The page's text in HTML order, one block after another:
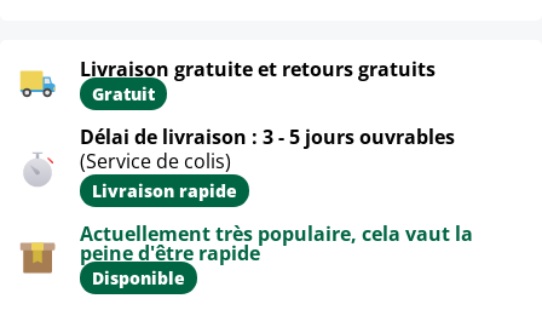
Livraison gratuite et retours gratuits
Gratuit
Délai de livraison : 3 - 5 jours ouvrables
(Service de colis)
Livraison rapide
Actuellement très populaire, cela vaut la
peine d'être rapide
Disponible